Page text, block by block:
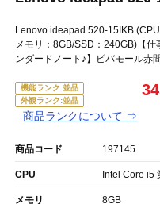
Lenovo ideapad 520-15IKB
メモリ：8GB/SSD：240GB)【
ンダードノート♪】ビバモール赤
機能ランク:並品
外観ランク:並品
商品ランクについて ⇒
商品コード 197145
CPU Intel Core i5
メモリ 8GB